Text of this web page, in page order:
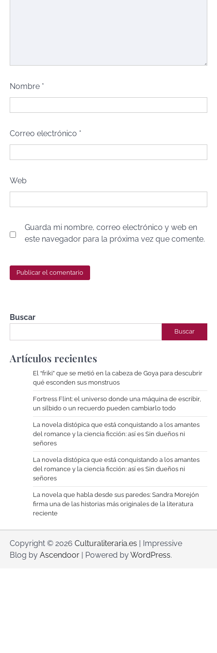
Nombre *
Correo electrónico *
Web
Guarda mi nombre, correo electrónico y web en
este navegador para la próxima vez que comente.
Buscar
Buscar
Artículos recientes
El “friki” que se metió en la cabeza de Goya para descubrir
qué esconden sus monstruos
Fortress Flint: el universo donde una máquina de escribir,
un silbido o un recuerdo pueden cambiarlo todo
La novela distópica que está conquistando a los amantes
del romance y la ciencia ficción: así es Sin dueños ni
señores
La novela distópica que está conquistando a los amantes
del romance y la ciencia ficción: así es Sin dueños ni
señores
La novela que habla desde sus paredes: Sandra Morejón
firma una de las historias más originales de la literatura
reciente
Copyright © 2026 Culturaliteraria.es | Impressive
Blog by Ascendoor | Powered byWordPress.